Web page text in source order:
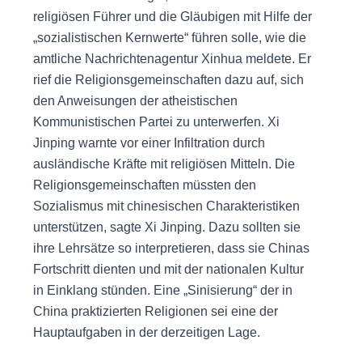
religiösen Führer und die Gläubigen mit Hilfe der
„sozialistischen Kernwerte“ führen solle, wie die
amtliche Nachrichtenagentur Xinhua meldete. Er
rief die Religionsgemeinschaften dazu auf, sich
den Anweisungen der atheistischen
Kommunistischen Partei zu unterwerfen. Xi
Jinping warnte vor einer Infiltration durch
ausländische Kräfte mit religiösen Mitteln. Die
Religionsgemeinschaften müssten den
Sozialismus mit chinesischen Charakteristiken
unterstützen, sagte Xi Jinping. Dazu sollten sie
ihre Lehrsätze so interpretieren, dass sie Chinas
Fortschritt dienten und mit der nationalen Kultur
in Einklang stünden. Eine „Sinisierung“ der in
China praktizierten Religionen sei eine der
Hauptaufgaben in der derzeitigen Lage.